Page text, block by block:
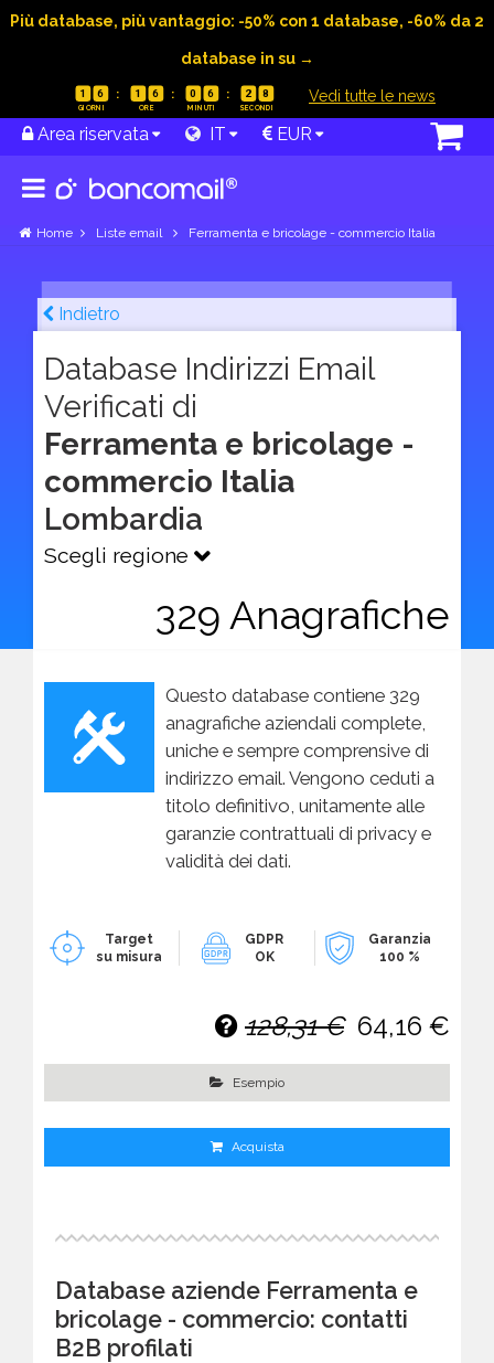
Più database, più vantaggio: -50% con 1 database, -60% da 2
database in su →
1 6 1 6 0 6 2 7 Vedi tutte le news
Area riservata IT EUR
Home Liste email Ferramenta e bricolage - commercio Italia
Indietro
Database Indirizzi Email
Verificati di
Ferramenta e bricolage -
commercio Italia
Lombardia
Scegli regione
329 Anagrafiche
Questo database contiene 329
anagrafiche aziendali complete,
uniche e sempre comprensive di
indirizzo email. Vengono ceduti a
titolo definitivo, unitamente alle
garanzie contrattuali di privacy e
validità dei dati.
Target
su misura
GDPR
OK
Garanzia
100 %
128,31 € 64,16 €
Esempio
Acquista
Database aziende Ferramenta e
bricolage - commercio: contatti
B2B profilati